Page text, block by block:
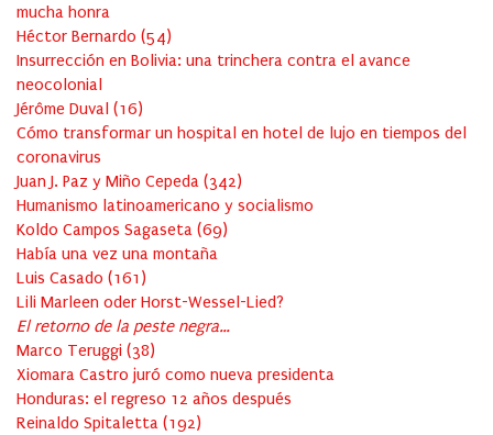
mucha honra
Héctor Bernardo (54)
Insurrección en Bolivia: una trinchera contra el avance
neocolonial
Jérôme Duval (16)
Cómo transformar un hospital en hotel de lujo en tiempos del
coronavirus
Juan J. Paz y Miño Cepeda (342)
Humanismo latinoamericano y socialismo
Koldo Campos Sagaseta (69)
Había una vez una montaña
Luis Casado (161 )
Lili Marleen oder Horst-Wessel-Lied?
El retorno de la peste negra…
Marco Teruggi (38)
Xiomara Castro juró como nueva presidenta
Honduras: el regreso 12 años después
Reinaldo Spitaletta (192)